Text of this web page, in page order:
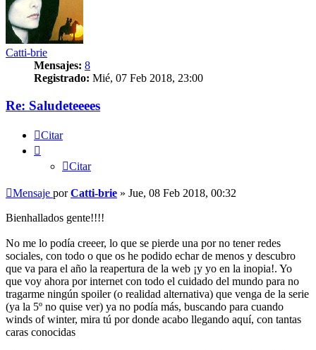
Catti-brie
Mensajes: 8
Registrado: Mié, 07 Feb 2018, 23:00
Re: Saludeteeees
Citar
Citar
Mensaje porCatti-brie » Jue, 08 Feb 2018, 00:32
Bienhallados gente!!!!
No me lo podía creeer, lo que se pierde una por no tener redes
sociales, con todo o que os he podido echar de menos y descubro
que va para el año la reapertura de la web ¡y yo en la inopia!. Yo
que voy ahora por internet con todo el cuidado del mundo para no
tragarme ningún spoiler (o realidad alternativa) que venga de la serie
(ya la 5º no quise ver) ya no podía más, buscando para cuando
winds of winter, mira tú por donde acabo llegando aquí, con tantas
caras conocidas